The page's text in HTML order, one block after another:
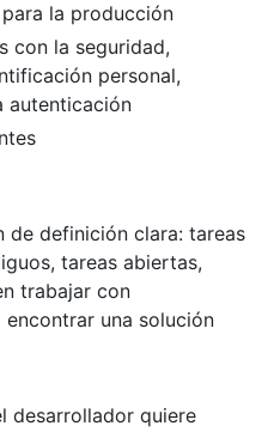
la producción
con la seguridad,
personal,
autenticación
de definición clara: tareas
tareas abiertas,
trabajar con
una solución
desarrollador quiere